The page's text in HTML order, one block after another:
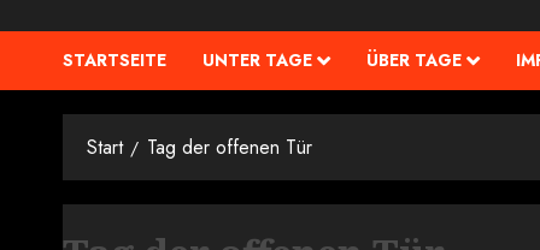
STARTSEITE UNTER TAGE ÜBER TAGE
Start Tag der offenen Tür